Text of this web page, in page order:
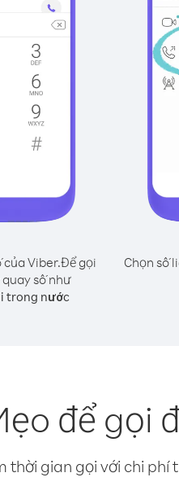
của Viber.Để gọi
số như
trong nước
Chọn số
để gọi
thời gian gọi với chi